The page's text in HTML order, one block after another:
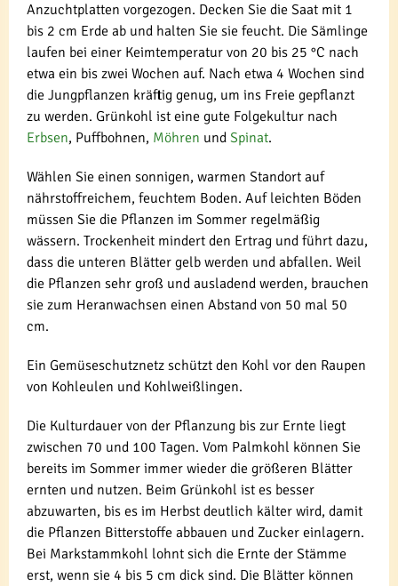
Anzuchtplatten vorgezogen. Decken Sie die Saat mit 1
bis 2 cm Erde ab und halten Sie sie feucht. Die Sämlinge
laufen bei einer Keimtemperatur von 20 bis 25 °C nach
etwa ein bis zwei Wochen auf. Nach etwa 4 Wochen sind
die Jungpflanzen kräftig genug, um ins Freie gepflanzt
zu werden. Grünkohl ist eine gute Folgekultur nach
Erbsen, Puffbohnen, Möhren und Spinat.
Wählen Sie einen sonnigen, warmen Standort auf
nährstoffreichem, feuchtem Boden. Auf leichten Böden
müssen Sie die Pflanzen im Sommer regelmäßig
wässern. Trockenheit mindert den Ertrag und führt dazu,
dass die unteren Blätter gelb werden und abfallen. Weil
die Pflanzen sehr groß und ausladend werden, brauchen
sie zum Heranwachsen einen Abstand von 50 mal 50
cm.
Ein Gemüseschutznetz schützt den Kohl vor den Raupen
von Kohleulen und Kohlweißlingen.
Die Kulturdauer von der Pflanzung bis zur Ernte liegt
zwischen 70 und 100 Tagen. Vom Palmkohl können Sie
bereits im Sommer immer wieder die größeren Blätter
ernten und nutzen. Beim Grünkohl ist es besser
abzuwarten, bis es im Herbst deutlich kälter wird, damit
die Pflanzen Bitterstoffe abbauen und Zucker einlagern.
Bei Markstammkohl lohnt sich die Ernte der Stämme
erst, wenn sie 4 bis 5 cm dick sind. Die Blätter können